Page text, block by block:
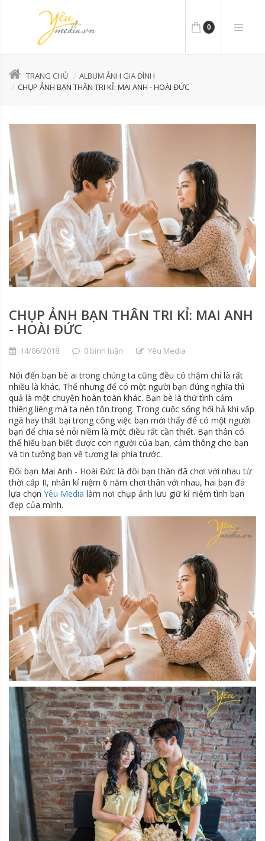
0
TRANG CHỦ
ALBUM ẢNH GIA ĐÌNH
CHỤP ẢNH BẠN THÂN TRI KỈ: MAI ANH - HOÀI ĐỨC
CHỤP ẢNH BẠN THÂN TRI KỈ: MAI ANH
- HOÀI ĐỨC
14/06/2018 0 bình luận Yêu Media
Nói đến bạn bè ai trong chúng ta cũng đều có thậm chí là rất
nhiều là khác. Thế nhưng để có một người bạn đúng nghĩa thì
quả là một chuyện hoàn toàn khác. Bạn bè là thứ tình cảm
thiêng liêng mà ta nên tôn trọng. Trong cuộc sống hối hả khi vấp
ngã hay thất bại trong công việc bạn mới thấy để có một người
bạn để chia sẻ nỗi niềm là một điều rất cần thiết. Bạn thân có
thể hiểu bạn biết được con người của bạn, cảm thông cho bạn
và tin tưởng bạn về tương lai phía trước.
Đôi bạn Mai Anh - Hoài Đức là đôi bạn thân đã chơi với nhau từ
thời cấp II, nhân kỉ niệm 6 năm chơi thân với nhau, hai bạn đã
lựa chọn Yêu Media làm nơi chụp ảnh lưu giữ kỉ niệm tình bạn
đẹp của mình.